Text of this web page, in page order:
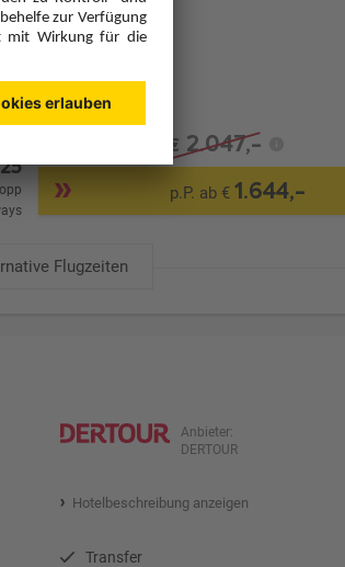
Transfer
€ 2.047,-
p.P. ab €1.644,-
Flugzeiten
Anbieter:
DERTOUR
Hotelbeschreibung anzeigen
Transfer